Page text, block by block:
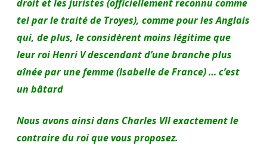
droit et les juristes (officiellement reconnu comme
tel par le traité de Troyes), comme pour les Anglais
qui, de plus, le considèrent moins légitime que
leur roi Henri V descendant d’une branche plus
aînée par une femme (Isabelle de France) … c’est
un bâtard
Nous avons ainsi dans Charles VII exactement le
contraire du roi que vous proposez.